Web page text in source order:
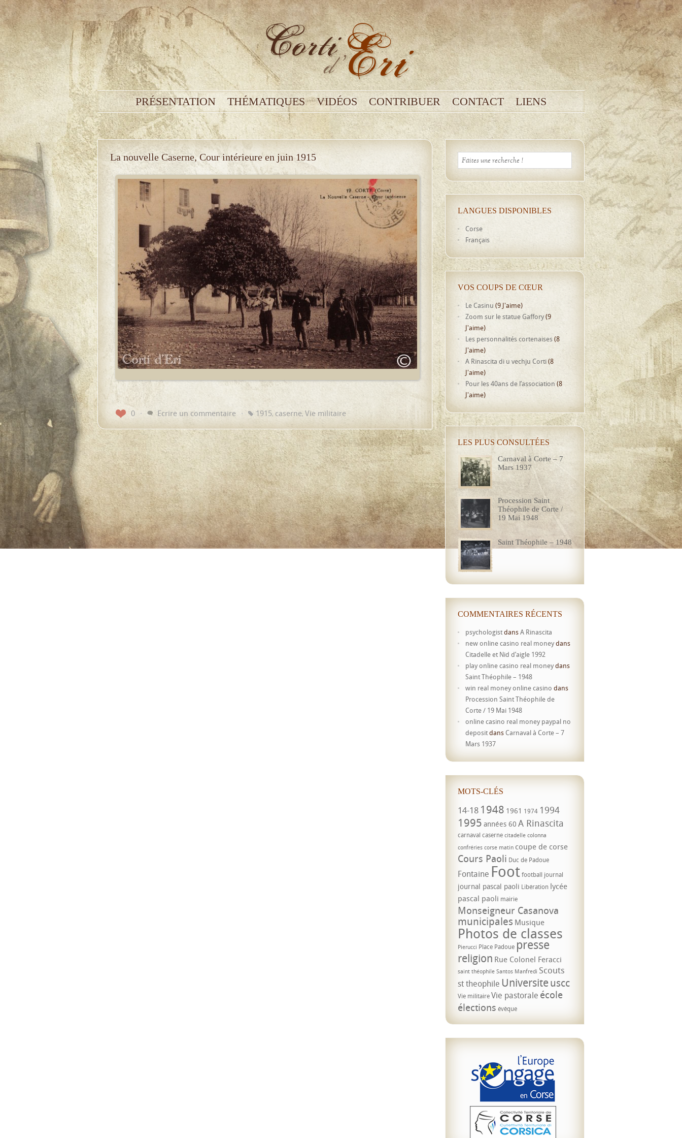
PRÉSENTATION THÉMATIQUES VIDÉOS CONTRIBUER CONTACT LIENS
La nouvelle Caserne, Cour intérieure en juin 1915
0 Ecrire un commentaire 1915, caserne, Vie militaire
LANGUES DISPONIBLES
Corse
Français
VOS COUPS DE CŒUR
Le Casinu (9 J'aime)
Zoom sur le statue Gaffory(9
J'aime)
Les personnalités cortenaises(8
J'aime)
A Rinascita di u vechju Corti(8
J'aime)
Pour les 40ans de l’association (8
J'aime)
LES PLUS CONSULTÉES
Carnaval à Corte – 7
Mars 1937
Procession Saint
Théophile de Corte /
19 Mai 1948
Saint Théophile – 1948
COMMENTAIRES RÉCENTS
psychologistdansA Rinascita
new online casino real moneydans
Citadelle et Nid d’aigle 1992
play online casino real moneydans
Saint Théophile – 1948
win real money online casino dans
Procession Saint Théophile de
Corte / 19 Mai 1948
online casino real money paypal no
depositdansCarnaval à Corte – 7
Mars 1937
MOTS-CLÉS
14-18 1948 1961 1974 1994
1995 années 60 A Rinascita
carnaval caserne citadelle colonna
confréries corse matin coupe de corse
Cours Paoli Duc de Padoue
Fontaine Footfootball journal
journal pascal paoli Libération lycée
pascal paoli mairie
Monseigneur Casanova
municipales Musique
Photos de classes
Pierucci Place Padoue presse
religion Rue Colonel Feracci
saint théophile Santos Manfredi Scouts
st theophile Universiteuscc
Vie militaireVie pastorale école
élections évêque